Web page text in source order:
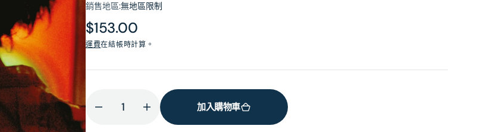
銷售地區:無地區限制
原
價
$153.00
運費在結帳時計算。
增
加入購物車